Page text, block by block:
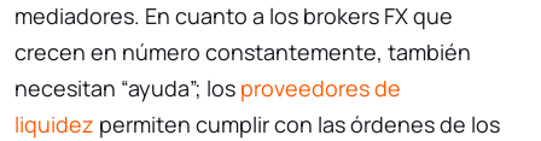
mediadores. En cuanto a los brokers FX que
crecen en número constantemente, también
necesitan “ayuda”; los proveedores de
liquidez permiten cumplir con las órdenes de los